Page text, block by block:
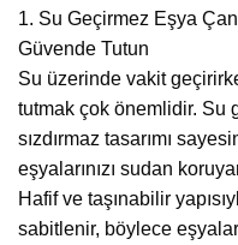
1. Su Geçirmez Eşya
Güvende Tutun
Su üzerinde vakit
tutmak çok önemlidir. Su
sızdırmaz tasarımı
eşyalarınızı sudan
Hafif ve taşınabilir
sabitlenir, böylece